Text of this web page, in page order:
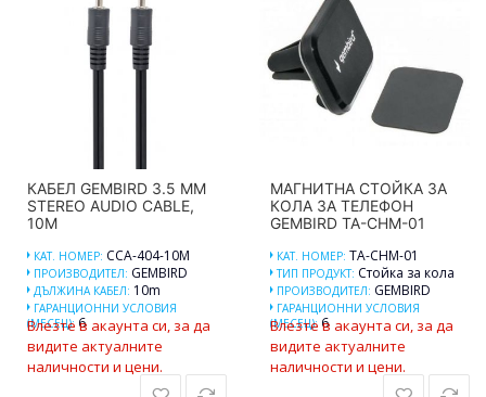
КАБЕЛ GEMBIRD 3.5 MM
STEREO AUDIO CABLE,
10M
КАТ. НОМЕР: CCA-404-10M
ПРОИЗВОДИТЕЛ: GEMBIRD
ДЪЛЖИНА КАБЕЛ: 10m
ГАРАНЦИОННИ УСЛОВИЯ
(МЕСЕЦ): 6
Влезте в акаунта си, за да
видите актуалните
наличности и цени.
МАГНИТНА СТОЙКА ЗА
КОЛА ЗА ТЕЛЕФОН
GEMBIRD TA-CHM-01
КАТ. НОМЕР: TA-CHM-01
ТИП ПРОДУКТ: Стойка за кола
ПРОИЗВОДИТЕЛ: GEMBIRD
ГАРАНЦИОННИ УСЛОВИЯ
(МЕСЕЦ): 6
Влезте в акаунта си, за да
видите актуалните
наличности и цени.